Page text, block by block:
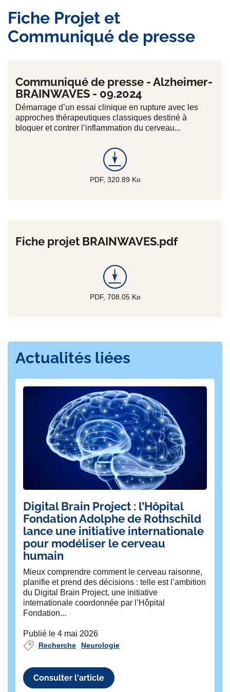
Fiche Projet et
Communiqué de presse
Communiqué de presse - Alzheimer-
BRAINWAVES - 09.2024
Démarrage d’un essai clinique en rupture avec les
approches thérapeutiques classiques destiné à
bloquer et contrer l’inflammation du cerveau...
PDF, 320.89Ko
Fiche projet BRAINWAVES.pdf
PDF, 708.05Ko
Actualités liées
Digital Brain Project : l’Hôpital
Fondation Adolphe de Rothschild
lance une initiative internationale
pour modéliser le cerveau
humain
Mieux comprendre comment le cerveau raisonne,
planifie et prend des décisions : telle est l’ambition
du Digital Brain Project, une initiative
internationale coordonnée par l’Hôpital
Fondation...
Publié le 4 mai 2026
Recherche Neurologie
Consulter l'article